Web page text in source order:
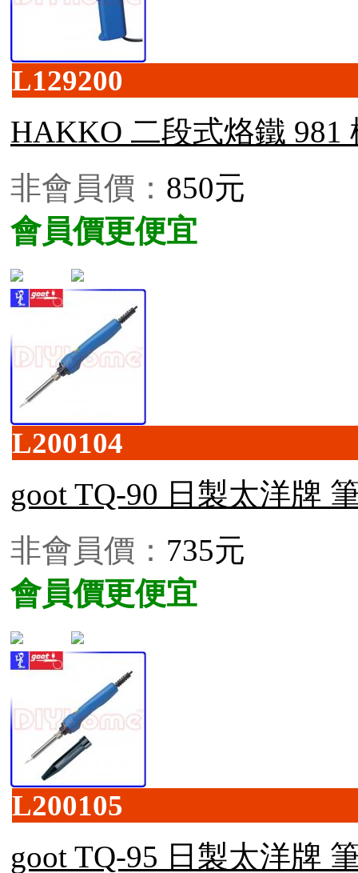
L129200
HAKKO 二段式烙鐵 981
非會員價： 850元
會員價更便宜
L200104
goot TQ-90 日製太洋牌
非會員價： 735元
會員價更便宜
L200105
goot TQ-95 日製太洋牌